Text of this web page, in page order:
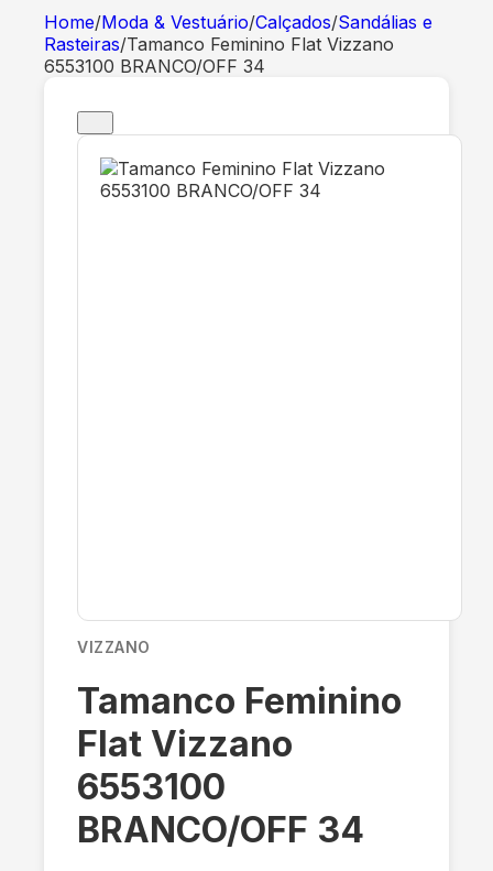
Home/Moda & Vestuário/Calçados/Sandálias e
Rasteiras/Tamanco Feminino Flat Vizzano
6553100 BRANCO/OFF 34
VIZZANO
Tamanco Feminino
Flat Vizzano
6553100
BRANCO/OFF 34